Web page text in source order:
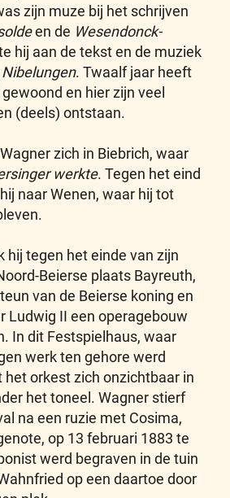
zijn muze bij het schrijven
en de Wesendonck-
hij aan de tekst en de muziek
. Twaalf jaar heeft
en hier zijn veel
(deels) ontstaan.
zich in Biebrich, waar
werkte. Tegen het eind
naar Wenen, waar hij tot
hij tegen het einde van zijn
Beierse plaats Bayreuth,
van de Beierse koning en
Ludwig II een operagebouw
In dit Festspielhaus, waar
werk ten gehore werd
het orkest zich onzichtbaar in
het toneel. Wagner stierf
na een ruzie met Cosima,
op 13 februari 1883 te
werd begraven in de tuin
op een daartoe door